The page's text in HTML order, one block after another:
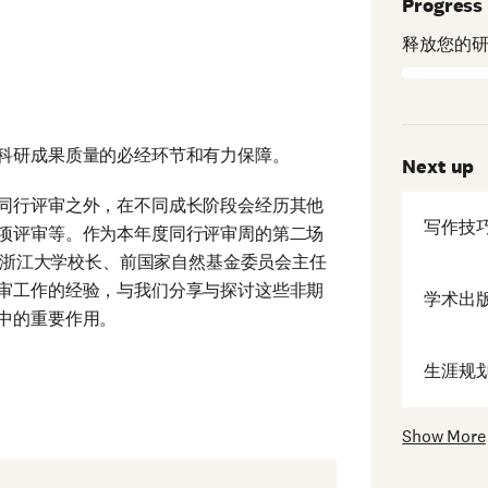
成果质量的必经环节和有力保障。
行评审之外，在不同成长阶段会经历其他
评审等。作为本年度同行评审周的第二场
江大学校长、前国家自然基金委员会主任
工作的经验，与我们分享与探讨这些非期
重要作用。
Progress
释放您的
Next up
写作技
学术出
生涯规
Show More